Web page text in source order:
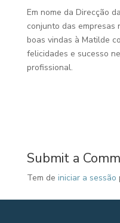
Em nome da Direcção
conjunto das empresas
boas vindas à Matilde
felicidades e sucesso
profissional.
Submit a
Tem de iniciar a sessão